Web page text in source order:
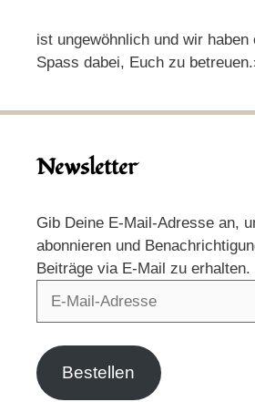
ist ungewöhnlich und wir haben
Spass dabei, Euch zu
Newsletter
Gib Deine E-Mail-Adresse an,
abonnieren und
Beiträge via E-Mail zu erhalten.
Bestellen